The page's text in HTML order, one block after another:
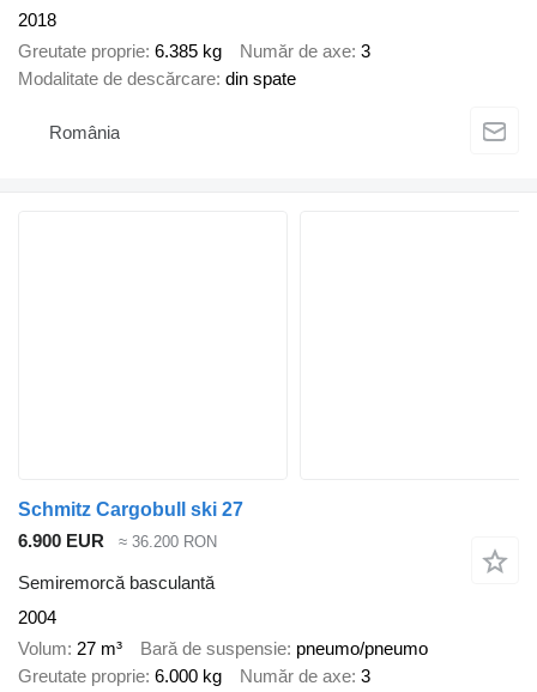
2018
Greutate proprie 6.385 kg Număr de axe 3
Modalitate de descărcare din spate
România
Schmitz Cargobull ski 27
6.900 EUR
≈ 36.200 RON
Semiremorcă basculantă
2004
Volum 27 m³ Bară de suspensie pneumo/pneumo
Greutate proprie 6.000 kg Număr de axe 3